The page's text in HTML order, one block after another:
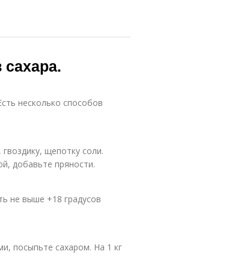
несколько способов
щепотку соли.
добавьте пряности.
не выше +18 градусов
посыпьте сахаром. На 1 кг